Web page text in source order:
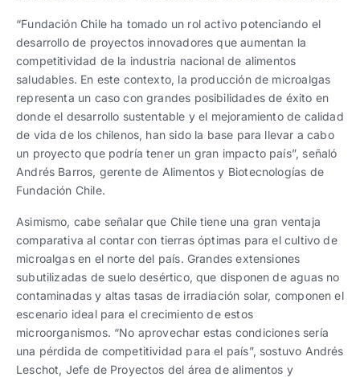
“Fundación Chile ha tomado un rol activo potenciando el
desarrollo de proyectos innovadores que aumentan la
competitividad de la industria nacional de alimentos
saludables. En este contexto, la producción de microalgas
representa un caso con grandes posibilidades de éxito en
donde el desarrollo sustentable y el mejoramiento de calidad
de vida de los chilenos, han sido la base para llevar a cabo
un proyecto que podría tener un gran impacto país”, señaló
Andrés Barros, gerente de Alimentos y Biotecnologías de
Fundación Chile.
Asimismo, cabe señalar que Chile tiene una gran ventaja
comparativa al contar con tierras óptimas para el cultivo de
microalgas en el norte del país. Grandes extensiones
subutilizadas de suelo desértico, que disponen de aguas no
contaminadas y altas tasas de irradiación solar, componen el
escenario ideal para el crecimiento de estos
microorganismos. “No aprovechar estas condiciones sería
una pérdida de competitividad para el país”, sostuvo Andrés
Leschot, Jefe de Proyectos del área de alimentos y